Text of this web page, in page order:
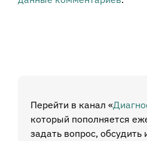
Перейти в канал «
который пополняется
задать вопрос,